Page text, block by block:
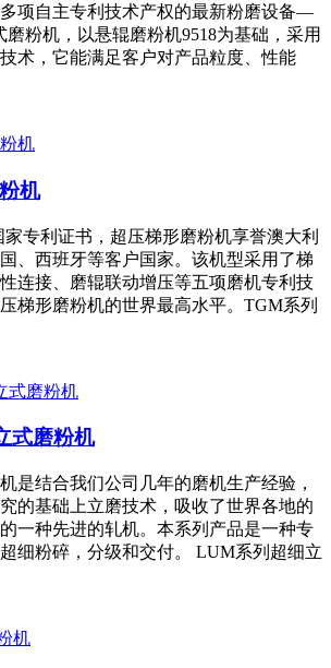
项自主专利技术产权的最新粉磨设备—
粉机，以悬辊磨粉机9518为基础，采用
术，它能满足客户对产品粒度、性能
机
专利证书，超压梯形磨粉机享誉澳大利
、西班牙等客户国家。该机型采用了梯
连接、磨辊联动增压等五项磨机专利技
梯形磨粉机的世界最高水平。TGM系列
式磨粉机
是结合我们公司几年的磨机生产经验，
的基础上立磨技术，吸收了世界各地的
一种先进的轧机。本系列产品是一种专
细粉碎，分级和交付。 LUM系列超细立